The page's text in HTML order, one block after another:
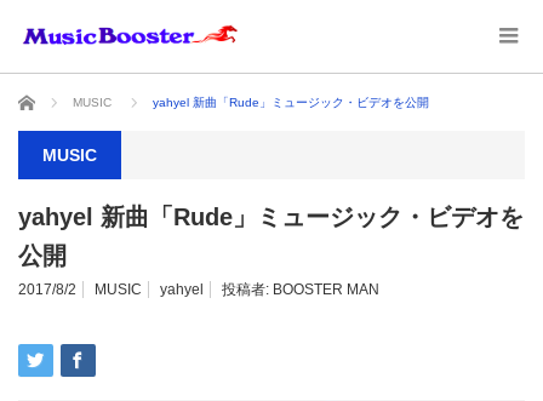
ホーム MUSIC yahyel 新曲「Rude」ミュージック・ビデオを公開
MUSIC
yahyel 新曲「Rude」ミュージック・ビデオを
公開
2017/8/2 MUSIC yahyel 投稿者: BOOSTER MAN